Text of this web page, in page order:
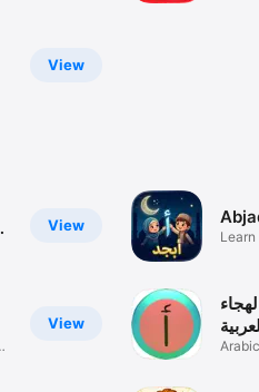
View
View
View
Arabic